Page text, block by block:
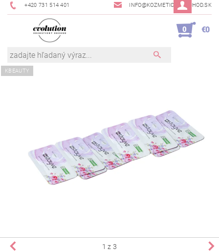
+420 731 514 401 INFO@KOZMETICKYOBCHOD.SK
0 €0
KBEAUTY
1 z 3